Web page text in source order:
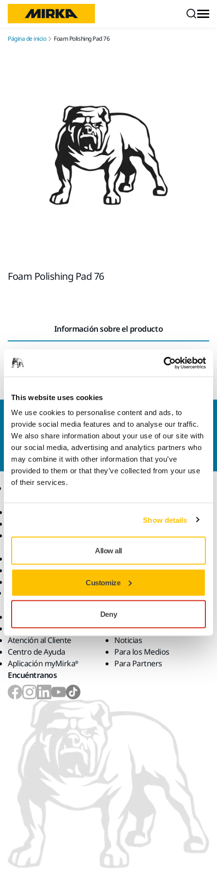
This website uses cookies
We use cookies to personalise content and ads, to
provide social media features and to analyse our traffic.
We also share information about your use of our site with
our social media, advertising and analytics partners who
may combine it with other information that you’ve
provided to them or that they’ve collected from your use
of their services.
Show details
Allow all
Customize
Deny
Página de inicio Foam Polishing Pad 76
Foam Polishing Pad 76
Información sobre el producto
Mirka’s wide range of both flat and waffle shaped polishing
foam pads can be used for various applications.
Contacta con nosotros
¿Necesitas más información?
Ponte en contacto con
nosotros
y uno de nuestros profesionales se pondrá
en contacto contigo para resolver tus dudas.
Productos
Abrasivos y Pastas de
Superabrasivos
Productos Destacados
Sectores
Aplicaciones
Soluciones
Ayuda
Garantía Mirka
Atención al Cliente
Centro de Ayuda
Aplicación myMirka®
Acerca de Mirka
Quiénes somos
Contáctanos
Noticias
Para los Medios
Para Partners
Encuéntranos